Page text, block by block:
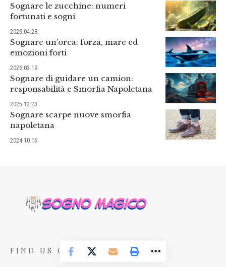
Sognare le zucchine: numeri
fortunati e sogni
2026.04.28.
Sognare un’orca: forza, mare ed
emozioni forti
2026.03.19.
Sognare di guidare un camion:
responsabilità e Smorfia Napoletana
2025.12.23.
Sognare scarpe nuove smorfia
napoletana
2024.10.15.
FIND US ON SOCIALS